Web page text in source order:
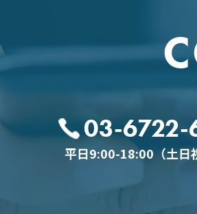
03-6722-
平日9:00-18:00（土日